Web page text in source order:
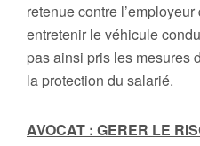
retenue contre
entretenir le véhicule
pas ainsi pris les mesures
la protection du salarié.
AVOCAT : GERER LE